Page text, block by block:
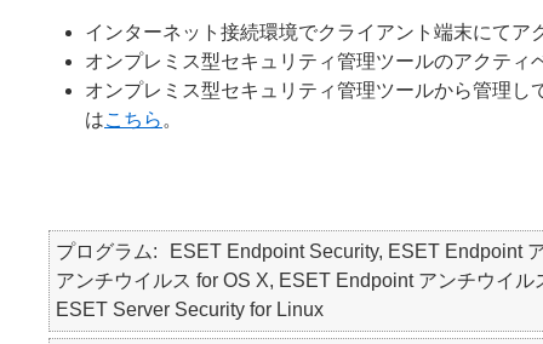
インターネット接続環境でクライアント端末にてア
オンプレミス型セキュリティ管理ツールのアクティ
オンプレミス型セキュリティ管理ツールから管理
はこちら 。
プログラム
ESET Endpoint Security, ESET Endpoint
アンチウイルス for OS X, ESET Endpoint アンチウイ
ESET Server Security for Linux